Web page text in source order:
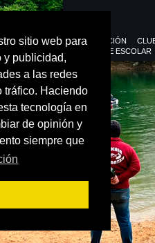
sitio web para
y publicidad,
a las redes
tráfico. Haciendo
tecnología en
de opinión y
siempre que
FEDERACIÓN
DEPORTE ESCOLAR